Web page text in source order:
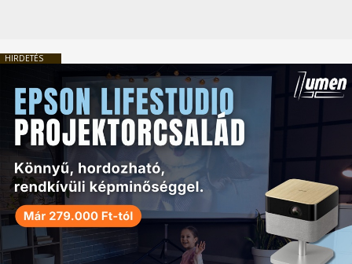
HIRDETÉS